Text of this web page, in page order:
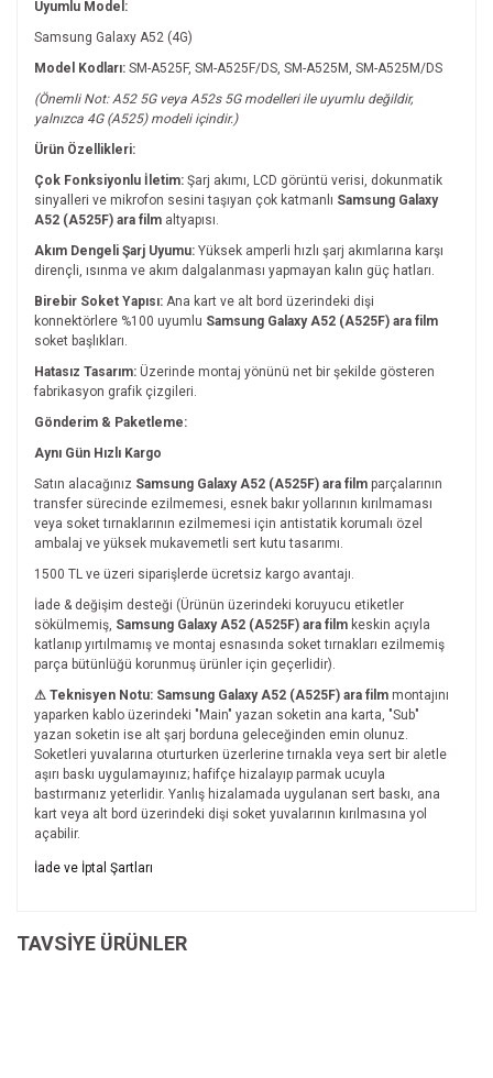
Uyumlu Model:
Samsung Galaxy A52 (4G)
Model Kodları: SM-A525F, SM-A525F/DS, SM-A525M, SM-A525M/DS
(Önemli Not: A52 5G veya A52s 5G modelleri ile uyumlu değildir,
yalnızca 4G (A525) modeli içindir.)
Ürün Özellikleri:
Çok Fonksiyonlu İletim: Şarj akımı, LCD görüntü verisi, dokunmatik
sinyalleri ve mikrofon sesini taşıyan çok katmanlı Samsung Galaxy
A52 (A525F) ara film altyapısı.
Akım Dengeli Şarj Uyumu: Yüksek amperli hızlı şarj akımlarına karşı
dirençli, ısınma ve akım dalgalanması yapmayan kalın güç hatları.
Birebir Soket Yapısı: Ana kart ve alt bord üzerindeki dişi
konnektörlere %100 uyumlu Samsung Galaxy A52 (A525F) ara film
soket başlıkları.
Hatasız Tasarım: Üzerinde montaj yönünü net bir şekilde gösteren
fabrikasyon grafik çizgileri.
Gönderim & Paketleme:
Aynı Gün Hızlı Kargo
Satın alacağınız Samsung Galaxy A52 (A525F) ara film parçalarının
transfer sürecinde ezilmemesi, esnek bakır yollarının kırılmaması
veya soket tırnaklarının ezilmemesi için antistatik korumalı özel
ambalaj ve yüksek mukavemetli sert kutu tasarımı.
1500 TL ve üzeri siparişlerde ücretsiz kargo avantajı.
İade & değişim desteği (Ürünün üzerindeki koruyucu etiketler
sökülmemiş, Samsung Galaxy A52 (A525F) ara film keskin açıyla
katlanıp yırtılmamış ve montaj esnasında soket tırnakları ezilmemiş
parça bütünlüğü korunmuş ürünler için geçerlidir).
⚠ Teknisyen Notu: Samsung Galaxy A52 (A525F) ara film montajını
yaparken kablo üzerindeki "Main" yazan soketin ana karta, "Sub"
yazan soketin ise alt şarj borduna geleceğinden emin olunuz.
Soketleri yuvalarına oturturken üzerlerine tırnakla veya sert bir aletle
aşırı baskı uygulamayınız; hafifçe hizalayıp parmak ucuyla
bastırmanız yeterlidir. Yanlış hizalamada uygulanan sert baskı, ana
kart veya alt bord üzerindeki dişi soket yuvalarının kırılmasına yol
açabilir.
Bu ürünün fiyat bilgisi, resim, ürün açıklamalarında ve diğer
Görüş ve önerileriniz için teşekkür ederiz.
İade ve İptal Şartları
TAVSİYE ÜRÜNLER